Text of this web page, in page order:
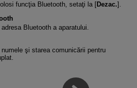
funcţia Bluetooth, setaţi la [Dezac.].
Bluetooth a aparatului.
şi starea comunicării pentru